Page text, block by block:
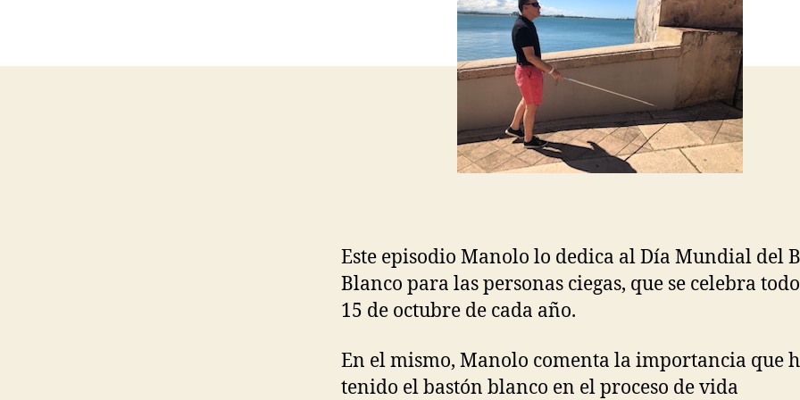
Este episodio Manolo lo dedica al Día Mundial del
Blanco para las personas ciegas, que se celebra
15 de octubre de cada año.
En el mismo, Manolo comenta la importancia que
tenido el bastón blanco en el proceso de vida